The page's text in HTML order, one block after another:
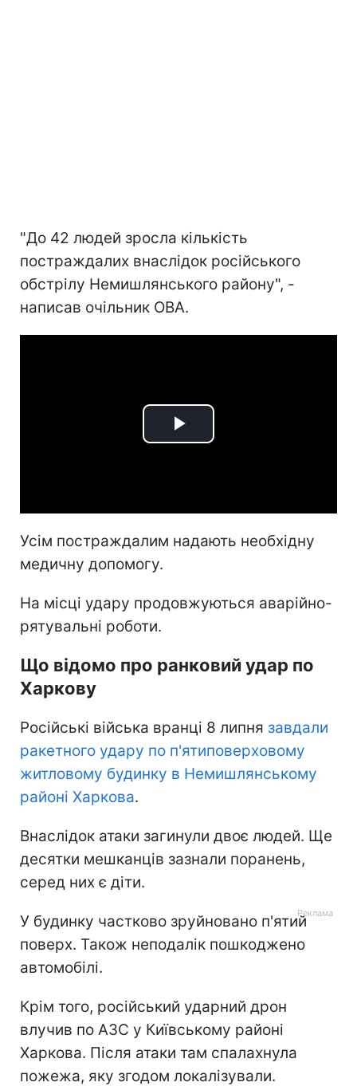
"До 42 людей зросла кількість
постраждалих внаслідок російського
обстрілу Немишлянського району", -
написав очільник ОВА.
Play
Усім постраждалим надають необхідну
медичну допомогу.
На місці удару продовжуються аварійно-
рятувальні роботи.
Що відомо про ранковий удар по
Харкову
Російські війська вранці 8 липня завдали
ракетного удару по п'ятиповерховому
житловому будинку в Немишлянському
районі Харкова.
Внаслідок атаки загинули двоє людей. Ще
десятки мешканців зазнали поранень,
серед них є діти.
У будинку частково зруйновано п'ятий
поверх. Також неподалік пошкоджено
автомобілі.
Крім того, російський ударний дрон
влучив по АЗС у Київському районі
Харкова. Після атаки там спалахнула
пожежа, яку згодом локалізували.